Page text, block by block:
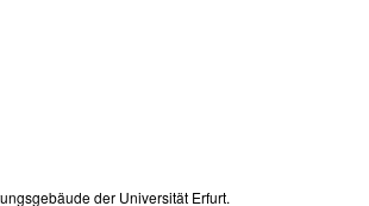
der Universität Erfurt.